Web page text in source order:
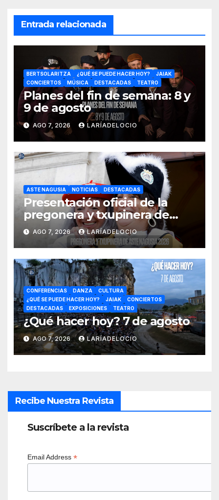
Entrada relacionada
BERTSOLARITZA ¿QUÉ SE PUEDE HACER HOY?
JAIAK
CONCIERTOS
MÚSICA DESTACADAS TEATRO
Planes del fin de semana: 8 y
9 de agosto
AGO 7, 2026 LARÍADELOCIO
ASTE NAGUSIA NOTICIAS DESTACADAS
Presentación oficial de la
pregonera y txupinera de
Aste Nagusia 2026
AGO 7, 2026 LARÍADELOCIO
CONFERENCIAS DANZA
CULTURA
¿QUÉ SE PUEDE HACER HOY?
JAIAK
CONCIERTOS
DESTACADAS
EXPOSICIONES TEATRO
¿Qué hacer hoy? 7 de agosto
AGO 7, 2026 LARÍADELOCIO
Recibe Nuestra Revista
Suscríbete a la revista
Email Address *